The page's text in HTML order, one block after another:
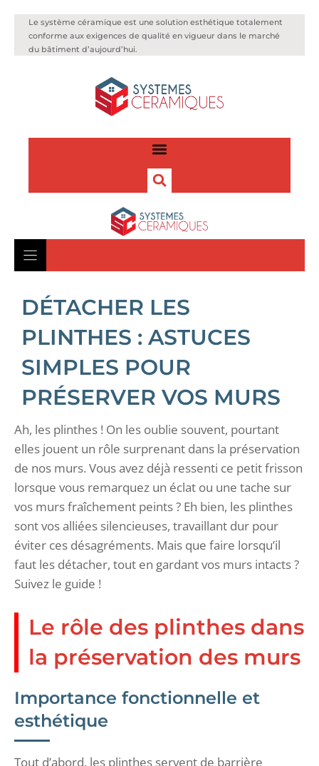
Le système céramique est une solution esthétique totalement
conforme aux exigences de qualité en vigueur dans le marché
du bâtiment d’aujourd’hui.
DÉTACHER LES
PLINTHES : ASTUCES
SIMPLES POUR
PRÉSERVER VOS MURS
Ah, les plinthes ! On les oublie souvent, pourtant
elles jouent un rôle surprenant dans la préservation
de nos murs. Vous avez déjà ressenti ce petit frisson
lorsque vous remarquez un éclat ou une tache sur
vos murs fraîchement peints ? Eh bien, les plinthes
sont vos alliées silencieuses, travaillant dur pour
éviter ces désagréments. Mais que faire lorsqu’il
faut les détacher, tout en gardant vos murs intacts ?
Suivez le guide !
Le rôle des plinthes dans
la préservation des murs
Importance fonctionnelle et
esthétique
Tout d’abord, les plinthes servent de barrière